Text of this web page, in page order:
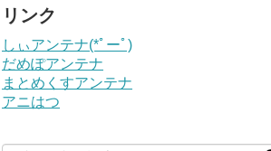
リンク
しぃアンテナ(*ﾟーﾟ)
だめぽアンテナ
まとめくすアンテナ
アニはつ